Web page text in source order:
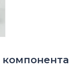
компонента